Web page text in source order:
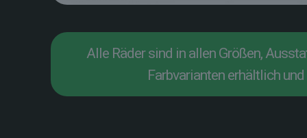
Alle Räder sind in allen Größen,
Farbvarianten erhältlich